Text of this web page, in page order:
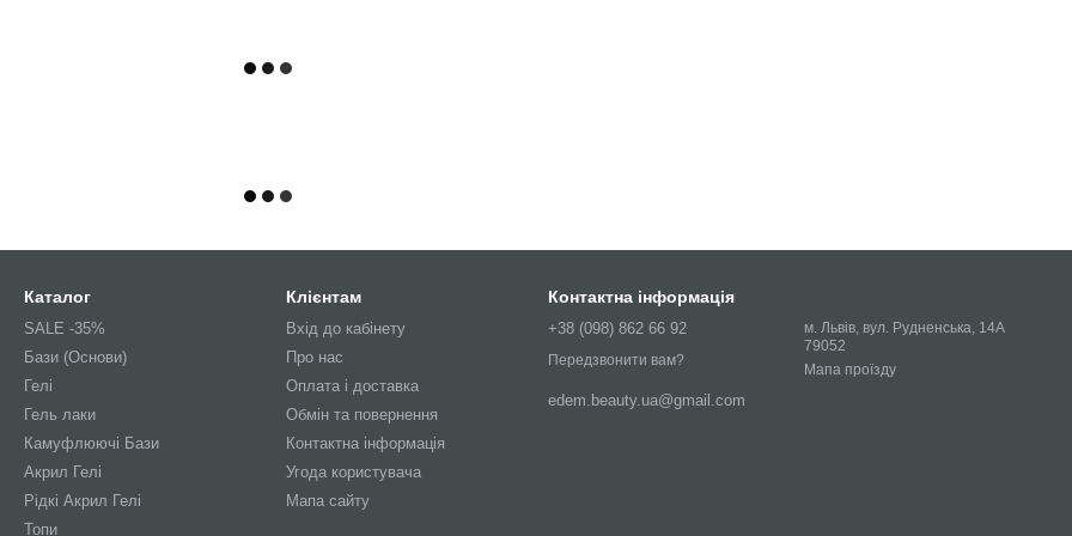
Каталог
SALE -35%
Бази (Основи)
Гелі
Гель лаки
Камуфлюючі Бази
Акрил Гелі
Рідкі Акрил Гелі
Топи
Клієнтам
Вхід до кабінету
Про нас
Оплата і доставка
Обмін та повернення
Контактна інформація
Угода користувача
Мапа сайту
Контактна інформація
+38 (098) 862 66 92
Передзвонити вам?
edem.beauty.ua@gmail.com
м. Львів, вул. Рудненська, 14А
79052
Мапа проїзду